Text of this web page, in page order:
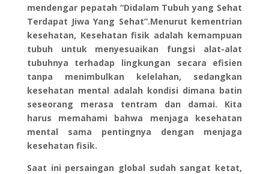
mendengar pepatah “Didalam Tubuh yang Sehat
Terdapat Jiwa Yang Sehat”.Menurut kementrian
kesehatan, Kesehatan fisik adalah kemampuan
tubuh untuk menyesuaikan fungsi alat-alat
tubuhnya terhadap lingkungan secara efisien
tanpa menimbulkan kelelahan, sedangkan
kesehatan mental adalah kondisi dimana batin
seseorang merasa tentram dan damai. Kita
harus memahami bahwa menjaga kesehatan
mental sama pentingnya dengan menjaga
kesehatan fisik.
Saat ini persaingan global sudah sangat ketat,